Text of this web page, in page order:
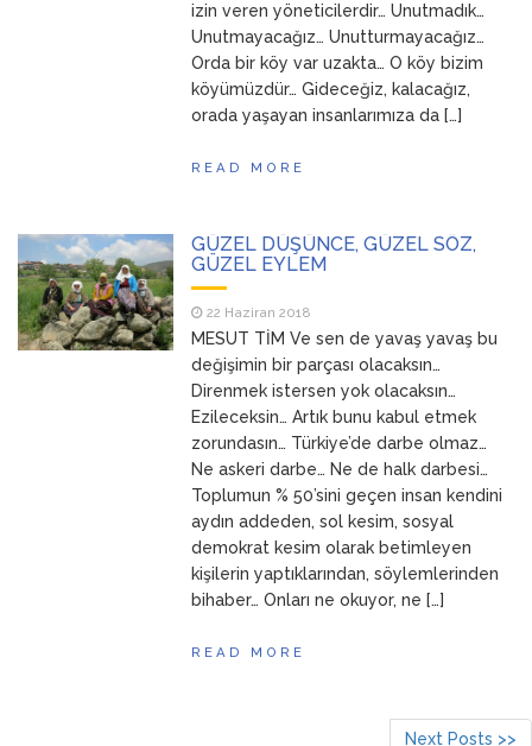
izin veren yöneticilerdir… Unutmadık…
Unutmayacağız… Unutturmayacağız…
Orda bir köy var uzakta… O köy bizim
köyümüzdür… Gideceğiz, kalacağız,
orada yaşayan insanlarımıza da […]
READ MORE
GÜZEL DÜŞÜNCE, GÜZEL SÖZ,
GÜZEL EYLEM
22 Haziran 2018
MESUT TİM Ve sen de yavaş yavaş bu
değişimin bir parçası olacaksın…
Direnmek istersen yok olacaksın…
Ezileceksin… Artık bunu kabul etmek
zorundasın… Türkiye’de darbe olmaz…
Ne askeri darbe… Ne de halk darbesi…
Toplumun % 50’sini geçen insan kendini
aydın addeden, sol kesim, sosyal
demokrat kesim olarak betimleyen
kişilerin yaptıklarından, söylemlerinden
bihaber… Onları ne okuyor, ne […]
READ MORE
Next Posts >>